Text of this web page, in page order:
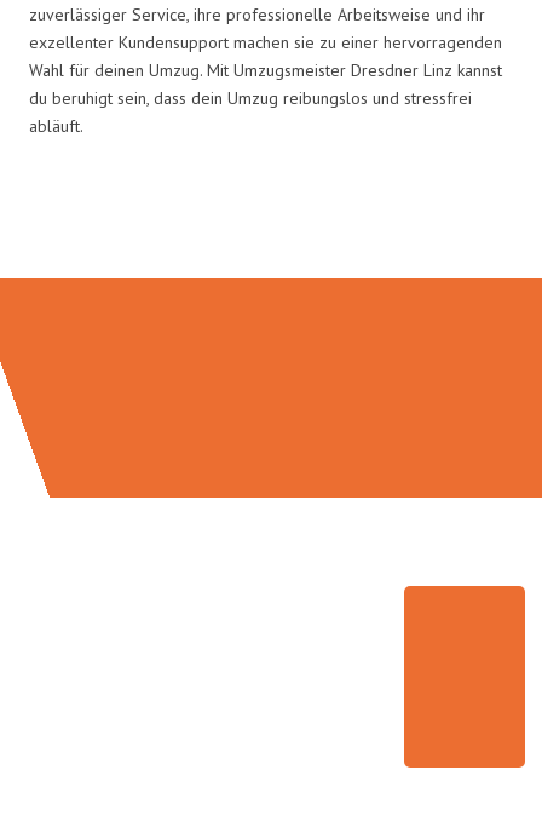
zuverlässiger Service, ihre professionelle Arbeitsweise und ihr
exzellenter Kundensupport machen sie zu einer hervorragenden
Wahl für deinen Umzug. Mit Umzugsmeister Dresdner Linz kannst
du beruhigt sein, dass dein Umzug reibungslos und stressfrei
abläuft.